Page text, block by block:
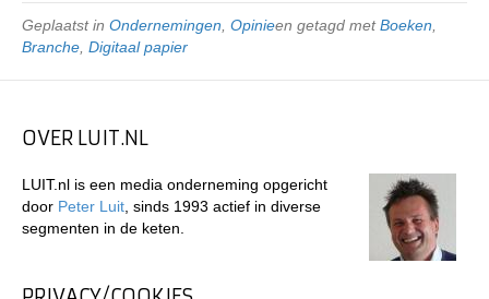
Geplaatst in Ondernemingen Opinieen getagd metBoeken
Branche Digitaal papier
OVER LUIT.NL
LUIT.nl is een media onderneming opgericht
door Peter Luit , sinds 1993 actief in diverse
segmenten in de keten.